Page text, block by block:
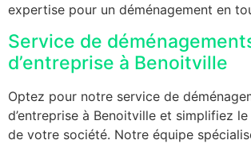
expertise pour un déménagement en
Service de
d’entreprise à Benoitville
Optez pour notre service de
d’entreprise à Benoitville et simplifiez
de votre société. Notre équipe